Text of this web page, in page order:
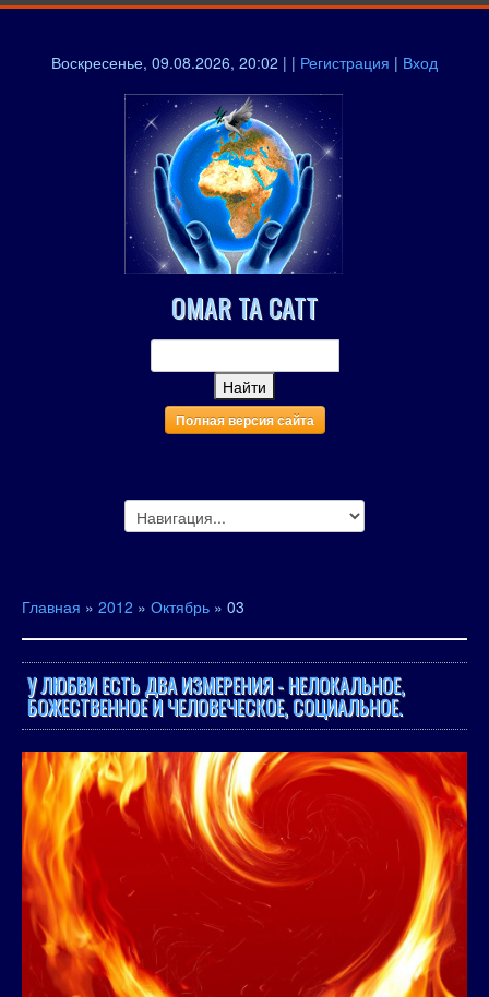
Воскресенье, 09.08.2026, 20:02 | | Регистрация | Вход
OMAR TA CATT
Полная версия сайта
Главная » 2012 » Октябрь » 03
У ЛЮБВИ ЕСТЬ ДВА ИЗМЕРЕНИЯ - НЕЛОКАЛЬНОЕ,
БОЖЕСТВЕННОЕ И ЧЕЛОВЕЧЕСКОЕ, СОЦИАЛЬНОЕ.